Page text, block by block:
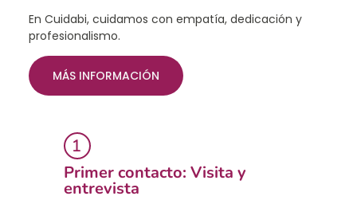
En Cuidabi, cuidamos con empatía, dedicación y
profesionalismo.
MÁS INFORMACIÓN
Primer contacto: Visita y
entrevista